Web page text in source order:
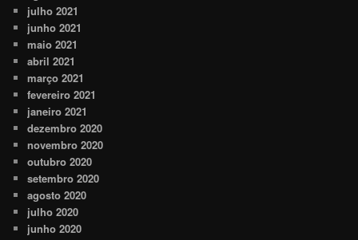
julho 2021
junho 2021
maio 2021
abril 2021
março 2021
fevereiro 2021
janeiro 2021
dezembro 2020
novembro 2020
outubro 2020
setembro 2020
agosto 2020
julho 2020
junho 2020